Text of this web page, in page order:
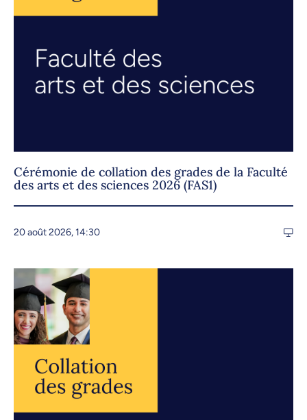
Cérémonie de collation des grades de la Faculté
des arts et des sciences 2026 (FAS1)
20 août 2026, 14:30